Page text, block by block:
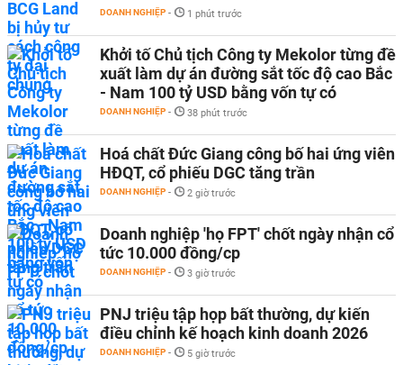
DOANH NGHIỆP - 1 phút trước
Khởi tố Chủ tịch Công ty Mekolor từng đề
xuất làm dự án đường sắt tốc độ cao Bắc
- Nam 100 tỷ USD bằng vốn tự có
DOANH NGHIỆP - 38 phút trước
Hoá chất Đức Giang công bố hai ứng viên
HĐQT, cổ phiếu DGC tăng trần
DOANH NGHIỆP - 2 giờ trước
Doanh nghiệp 'họ FPT' chốt ngày nhận cổ
tức 10.000 đồng/cp
DOANH NGHIỆP - 3 giờ trước
PNJ triệu tập họp bất thường, dự kiến
điều chỉnh kế hoạch kinh doanh 2026
DOANH NGHIỆP - 5 giờ trước